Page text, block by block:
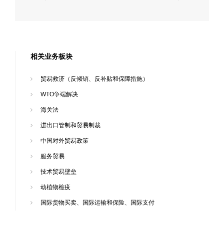
相关业务板块
贸易救济（反倾销、反补贴和保障措施）
WTO争端解决
海关法
进出口管制和贸易制裁
中国对外贸易政策
服务贸易
技术贸易壁垒
动植物检疫
国际货物买卖、国际运输和保险、国际支付